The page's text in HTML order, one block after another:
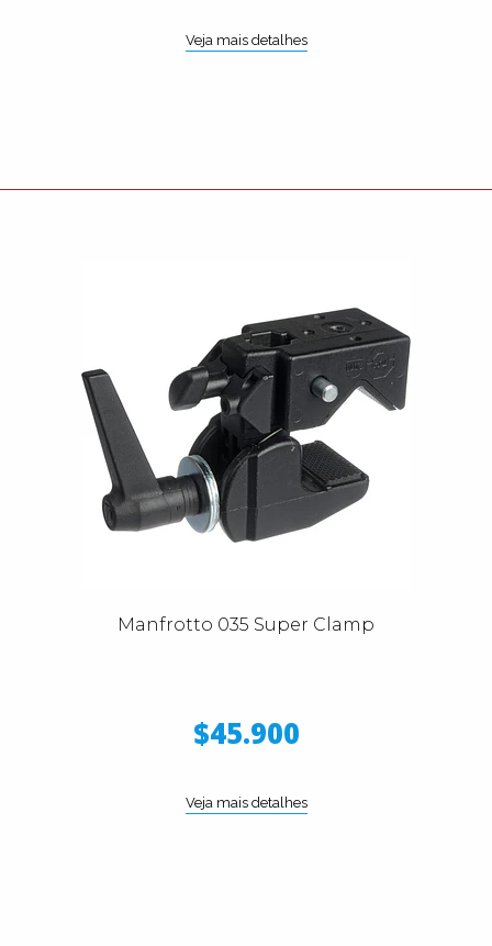
Veja mais detalhes
Manfrotto 035 Super Clamp
$45.900
Veja mais detalhes